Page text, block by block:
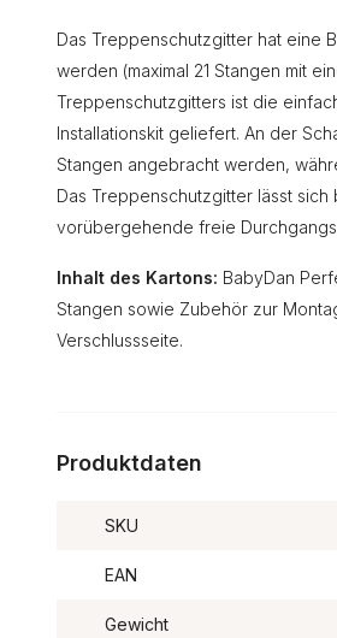
Das Treppenschutzgitter hat eine
werden (maximal 21 Stangen mit
Treppenschutzgitters ist die
Installationskit geliefert. An der
Stangen angebracht werden,
Das Treppenschutzgitter lässt
vorübergehende freie
Inhalt des Kartons: BabyDan
Stangen sowie Zubehör zur
Verschlussseite.
Produktdaten
SKU
EAN
Gewicht